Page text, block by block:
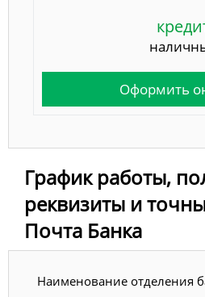
Оформить
График работы,
реквизиты и
Почта Банка
Наименование отделения